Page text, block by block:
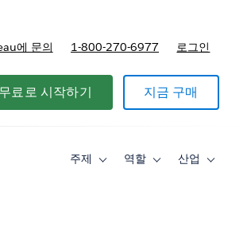
에 문의 1-800-270-6977 로그인
무료로 시작하기 지금 구매
주제
Toggle역할
Toggle산업
Toggle